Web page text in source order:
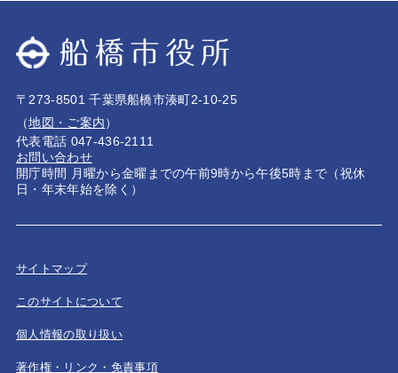
〒273-8501 千葉県船橋市湊町2-10-25
（地図・ご案内）
代表電話 047-436-2111
お問い合わせ
開庁時間 月曜から金曜までの午前9時から午後5時まで（祝休
日・年末年始を除く）
サイトマップ
このサイトについて
個人情報の取り扱い
著作権・リンク・免責事項